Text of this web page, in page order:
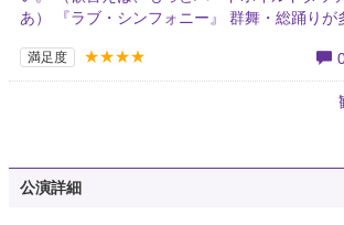
あ） 『ラブ・シンフォニー』 群舞・総踊りが
満足度 ★★★★
公演詳細